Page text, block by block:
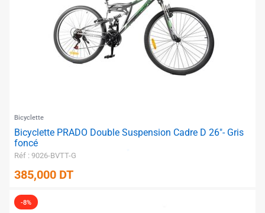
Bicyclette
Bicyclette PRADO Double Suspension Cadre D 26″- Gris
foncé
Réf : 9026-BVTT-G
385,000 DT
-8%